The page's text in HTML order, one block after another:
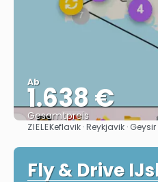
Ab
1.638 €
Gesamtpreis
ZIELEKeflavik · Reykjavik ·
Fly & Drive